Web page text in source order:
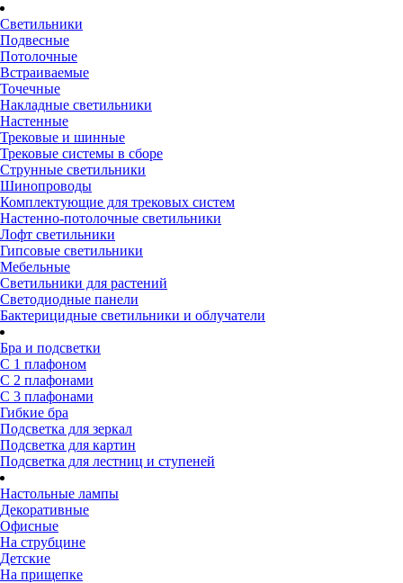
Светильники
Подвесные
Потолочные
Встраиваемые
Точечные
Накладные светильники
Настенные
Трековые и шинные
Трековые системы в сборе
Струнные светильники
Шинопроводы
Комплектующие для трековых систем
Настенно-потолочные светильники
Лофт светильники
Гипсовые светильники
Мебельные
Светильники для растений
Светодиодные панели
Бактерицидные светильники и облучатели
Бра и подсветки
С 1 плафоном
С 2 плафонами
С 3 плафонами
Гибкие бра
Подсветка для зеркал
Подсветка для картин
Подсветка для лестниц и ступеней
Настольные лампы
Декоративные
Офисные
На струбцине
Детские
На прищепке